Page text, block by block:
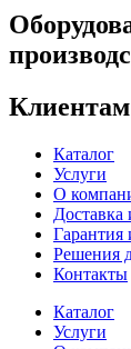
Клиентам
Каталог
Услуги
О
Доставка
Гарантия
Решения
Контакты
Каталог
Услуги